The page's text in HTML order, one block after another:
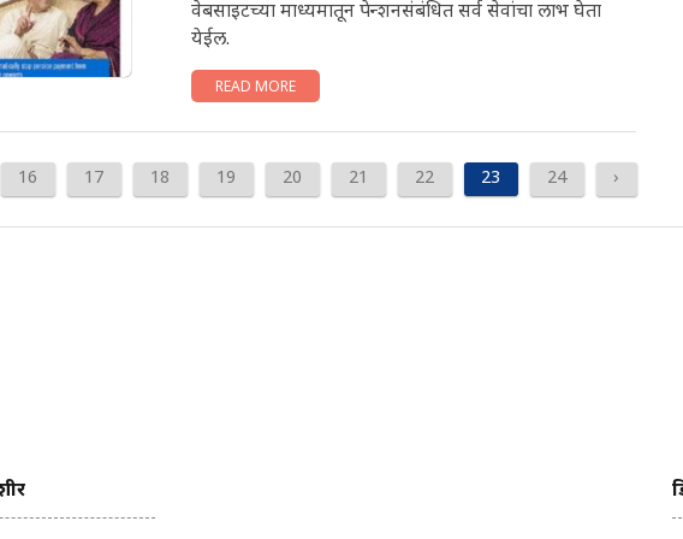
वेबसाइटच्या माध्यमातून पेन्शनसंबंधित सर्व सेवांचा लाभ घेता
येईल.
READ MORE
16 17 18 19 20 21 22 23 24 ›